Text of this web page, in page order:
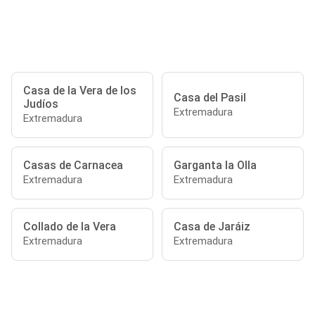
Casa de la Vera de los
Judíos
Extremadura
Casa del Pasil
Extremadura
Casas de Carnacea
Extremadura
Garganta la Olla
Extremadura
Collado de la Vera
Extremadura
Casa de Jaráiz
Extremadura